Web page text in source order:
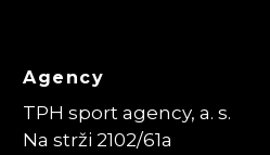
Agency
TPH sport agency, a. s.
Na strži 2102/61a